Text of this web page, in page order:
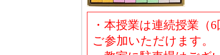
・本授業は連続授業（
ご参加いただけます。